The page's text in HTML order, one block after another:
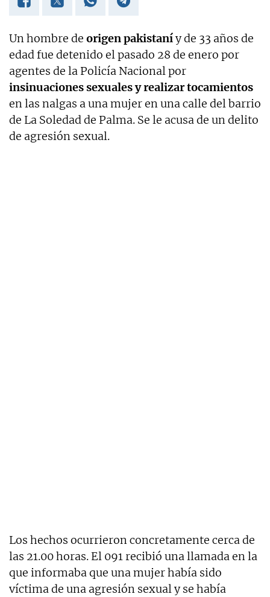
Un hombre de origen pakistaníy de 33 años de
edad fue detenido el pasado 28 de enero por
agentes de la Policía Nacional por
insinuaciones sexuales y realizar tocamientos
en las nalgas a una mujer en una calle del barrio
de La Soledad de Palma. Se le acusa de un delito
de agresión sexual.
Los hechos ocurrieron concretamente cerca de
las 21.00 horas. El 091 recibió una llamada en la
que informaba que una mujer había sido
víctima de una agresión sexual y se había